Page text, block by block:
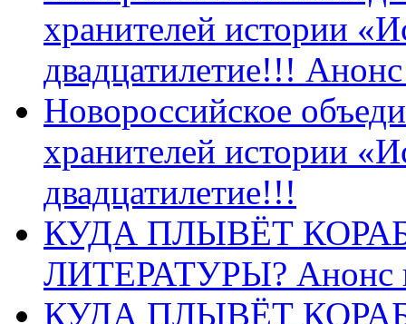
хранителей истории
двадцатилетие!!!
Новороссийское
хранителей истории
двадцатилетие!!!
КУДА ПЛЫВЁТ
ЛИТЕРАТУРЫ? Анонс
КУДА ПЛЫВЁТ